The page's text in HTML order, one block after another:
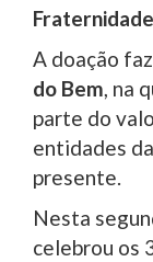
A doação
do Bem , na
parte do
entidades
presente.
Nesta
celebrou os